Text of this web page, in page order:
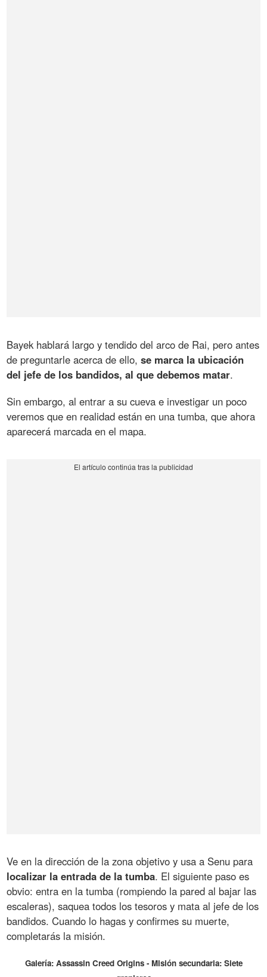
Bayek hablará largo y tendido del arco de Rai, pero antes
de preguntarle acerca de ello,se marca la ubicación
del jefe de los bandidos, al que debemos matar.
Sin embargo, al entrar a su cueva e investigar un poco
veremos que en realidad están en una tumba, que ahora
aparecerá marcada en el mapa.
Ve en la dirección de la zona objetivo y usa a Senu para
localizar la entrada de la tumba. El siguiente paso es
obvio: entra en la tumba (rompiendo la pared al bajar las
escaleras), saquea todos los tesoros y mata al jefe de los
bandidos. Cuando lo hagas y confirmes su muerte,
completarás la misión.
Galería: Assassin Creed Origins - Misión secundaria: Siete